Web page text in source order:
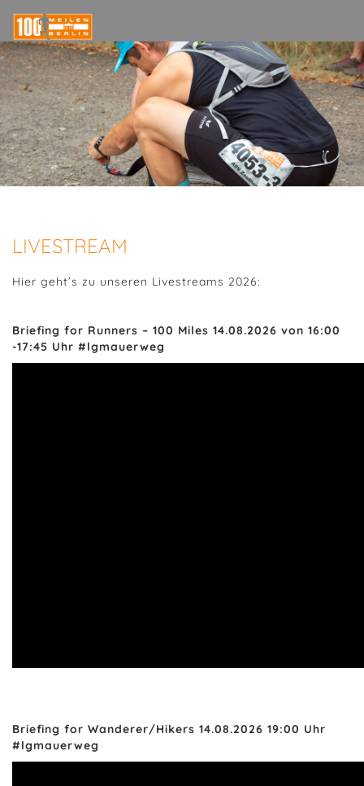
LIVESTREAM
Hier geht’s zu unseren Livestreams 2026:
Briefing for Runners – 100 Miles 14.08.2026 von 16:00
-17:45 Uhr #lgmauerweg
Briefing for Wanderer/Hikers 14.08.2026 19:00 Uhr
#lgmauerweg